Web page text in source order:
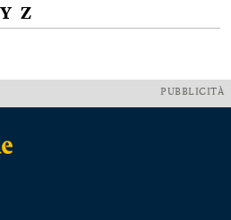
Y Z
PUBBLICITÀ